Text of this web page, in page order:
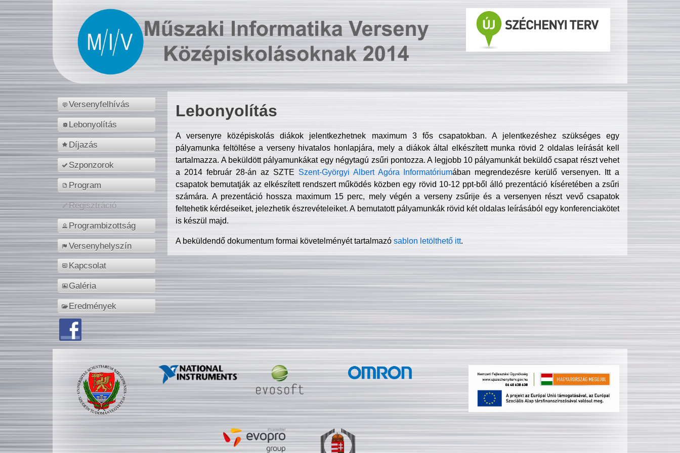
Versenyfelhívás
Lebonyolítás
Díjazás
Szponzorok
Program
Regisztráció
Programbizottság
Versenyhelyszín
Kapcsolat
Galéria
Eredmények
Lebonyolítás
A versenyre középiskolás diákok jelentkezhetnek maximum 3 fős csapatokban. A jelentkezéshez szükséges egy
pályamunka feltöltése a verseny hivatalos honlapjára, mely a diákok által elkészített munka rövid 2 oldalas leírását kell
tartalmazza. A beküldött pályamunkákat egy négytagú zsűri pontozza. A legjobb 10 pályamunkát beküldő csapat részt vehet
a 2014 február 28-án az SZTE Szent-Györgyi Albert Agóra Informatóriumában megrendezésre kerülő versenyen. Itt a
csapatok bemutatják az elkészített rendszert működés közben egy rövid 10-12 ppt-ből álló prezentáció kíséretében a zsűri
számára. A prezentáció hossza maximum 15 perc, mely végén a verseny zsűrije és a versenyen részt vevő csapatok
feltehetik kérdéseiket, jelezhetik észrevételeiket. A bemutatott pályamunkák rövid két oldalas leírásából egy konferenciakötet
is készül majd.
A beküldendő dokumentum formai követelményét tartalmazósablon letölthető itt.